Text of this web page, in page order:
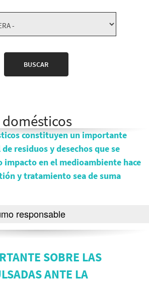
constituyen un importante
residuos y desechos que se
impacto en el medioambiente hace
y tratamiento sea de suma
responsable
SOBRE LAS
ANTE LA